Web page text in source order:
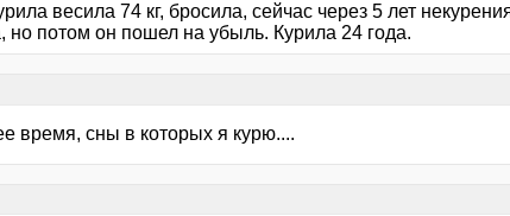
весила 74 кг, бросила, сейчас через 5 лет
потом он пошел на убыль. Курила 24 года.
время, сны в которых я курю....